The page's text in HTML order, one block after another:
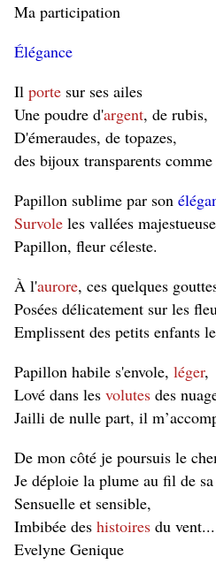
Ma participation
Élégance
Il porte sur ses ailes
Une poudre d'argent, de rubis,
D'émeraudes, de topazes,
des bijoux transparents
Papillon sublime par son
Survole les vallées
Papillon, fleur céleste.
À l'aurore, ces quelques
Posées délicatement sur les
Emplissent des petits enfants
Papillon habile s'envole, léger,
Lové dans les volutes des
Jailli de nulle part, il
De mon côté je poursuis le
Je déploie la plume au fil de sa
Sensuelle et sensible,
Imbibée des histoires du vent...
Evelyne Genique